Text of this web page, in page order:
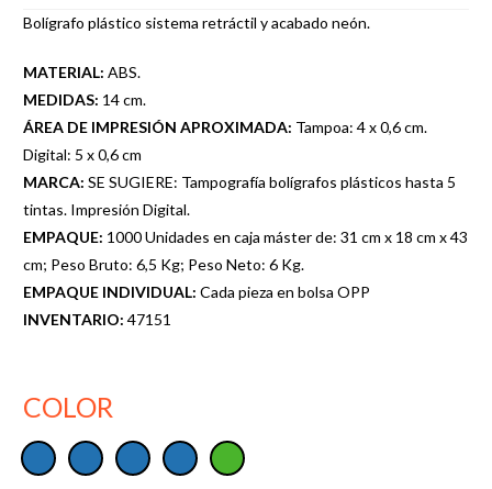
Bolígrafo plástico sistema retráctil y acabado neón.
MATERIAL: ABS.
MEDIDAS: 14 cm.
ÁREA DE IMPRESIÓN APROXIMADA: Tampoa: 4 x 0,6 cm.
Digital: 5 x 0,6 cm
MARCA: SE SUGIERE: Tampografía bolígrafos plásticos hasta 5
tintas. Impresión Digital.
EMPAQUE: 1000 Unidades en caja máster de: 31 cm x 18 cm x 43
cm; Peso Bruto: 6,5 Kg; Peso Neto: 6 Kg.
EMPAQUE INDIVIDUAL: Cada pieza en bolsa OPP
INVENTARIO: 47151
COLOR